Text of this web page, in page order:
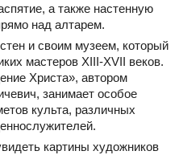
а также настенную
над алтарем.
и своим музеем, который
мастеров XIII-XVII веков.
Христа», автором
занимает особое
культа, различных
картины художников